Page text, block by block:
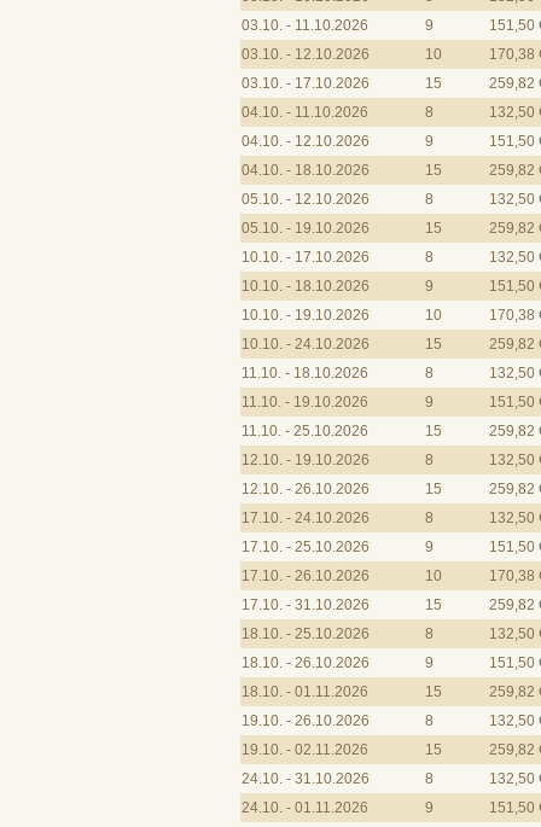
03.10. - 11.10.2026
9
151,50
03.10. - 12.10.2026
10
170,38
03.10. - 17.10.2026
15
259,82
04.10. - 11.10.2026
8
132,50
04.10. - 12.10.2026
9
151,50
04.10. - 18.10.2026
15
259,82
05.10. - 12.10.2026
8
132,50
05.10. - 19.10.2026
15
259,82
10.10. - 17.10.2026
8
132,50
10.10. - 18.10.2026
9
151,50
10.10. - 19.10.2026
10
170,38
10.10. - 24.10.2026
15
259,82
11.10. - 18.10.2026
8
132,50
11.10. - 19.10.2026
9
151,50
11.10. - 25.10.2026
15
259,82
12.10. - 19.10.2026
8
132,50
12.10. - 26.10.2026
15
259,82
17.10. - 24.10.2026
8
132,50
17.10. - 25.10.2026
9
151,50
17.10. - 26.10.2026
10
170,38
17.10. - 31.10.2026
15
259,82
18.10. - 25.10.2026
8
132,50
18.10. - 26.10.2026
9
151,50
18.10. - 01.11.2026
15
259,82
19.10. - 26.10.2026
8
132,50
19.10. - 02.11.2026
15
259,82
24.10. - 31.10.2026
8
132,50
24.10. - 01.11.2026
9
151,50